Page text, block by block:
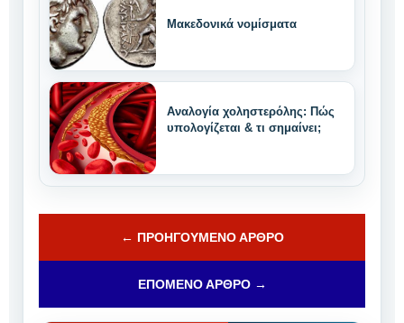
Μακεδονικά νομίσματα
Αναλογία χοληστερόλης: Πώς
υπολογίζεται & τι σημαίνει;
← ΠΡΟΗΓΟΎΜΕΝΟ ΆΡΘΡΟ
ΕΠΌΜΕΝΟ ΆΡΘΡΟ →